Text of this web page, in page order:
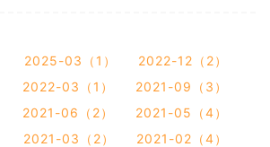
2025-03（1）
2022-12（2）
2022-03（1）
2021-09（3）
2021-06（2）
2021-05（4）
2021-03（2）
2021-02（4）